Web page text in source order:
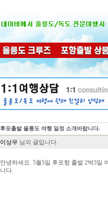
후포출발 울릉도 여행 일정 소개바랍니다.
이상우 님의 글입니다.
안녕하세요. 5월5일 후포항 출발 2박3일
니다.